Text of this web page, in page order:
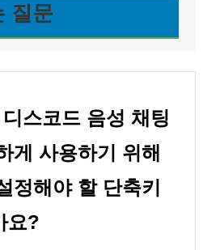
질문
스코드 음성 채팅
게 사용하기 위해
정해야 할 단축키
요?